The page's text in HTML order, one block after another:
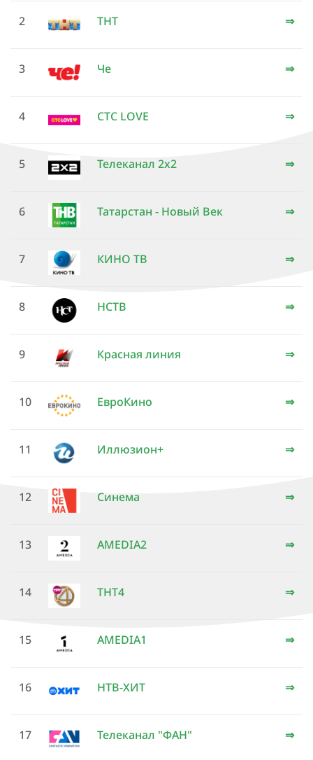
2 ТНТ ⇒
3 Че ⇒
4 СТС LOVE ⇒
5 Телеканал 2х2 ⇒
6 Татарстан - Новый Век ⇒
7 КИНО ТВ ⇒
8 НСТВ ⇒
9 Красная линия ⇒
10 ЕвроКино ⇒
11 Иллюзион+ ⇒
12 Синема ⇒
13 AMEDIA2 ⇒
14 ТНТ4 ⇒
15 AMEDIA1 ⇒
16 НТВ-ХИТ ⇒
17 Телеканал "ФАН" ⇒